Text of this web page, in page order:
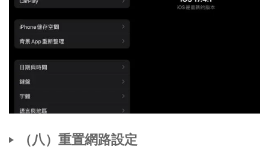
（八）重置網路設定